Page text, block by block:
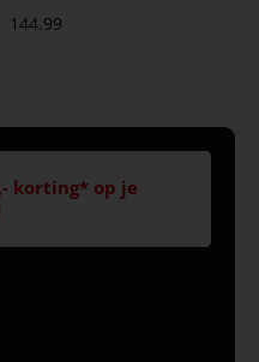
144.99
korting* op je